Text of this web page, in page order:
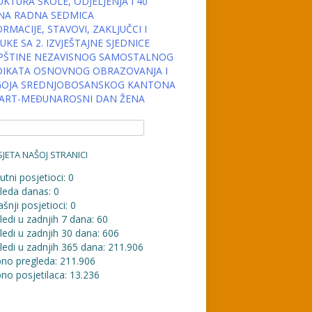
RADNA SEDMICA
STAVOVI, ZAKLJUČCI I
SA 2. IZVJEŠTAJNE SJEDNICE
NEZAVISNOG SAMOSTALNOG
OSNOVNOG OBRAZOVANJA I
SREDNJOBOSANSKOG KANTONA
MEĐUNAROSNI DAN ŽENA
NAŠOJ STRANICI
posjetioci: 0
danas: 0
posjetioci: 0
u zadnjih 7 dana: 60
u zadnjih 30 dana: 606
u zadnjih 365 dana: 211.906
pregleda: 211.906
posjetilaca: 13.236